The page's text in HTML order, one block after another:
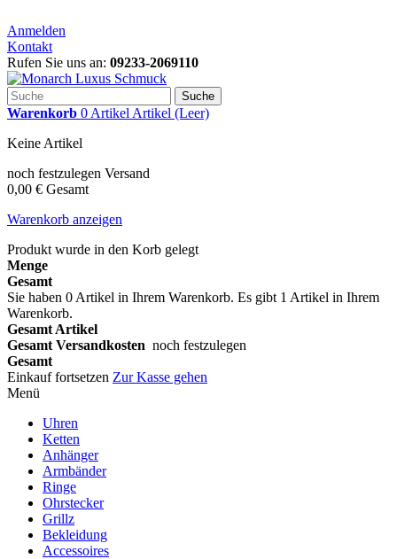
Anmelden
Kontakt
Rufen Sie uns an: 09233-2069110
Suche
Warenkorb 0 Artikel Artikel (Leer)
Keine Artikel
noch festzulegen Versand
0,00 € Gesamt
Warenkorb anzeigen
Produkt wurde in den Korb gelegt
Menge
Gesamt
Sie haben 0 Artikel in Ihrem Warenkorb. Es gibt 1 Artikel in Ihrem
Warenkorb.
Gesamt Artikel
Gesamt Versandkosten noch festzulegen
Gesamt
Einkauf fortsetzen Zur Kasse gehen
Menü
Uhren
Ketten
Anhänger
Armbänder
Ringe
Ohrstecker
Grillz
Bekleidung
Accessoires